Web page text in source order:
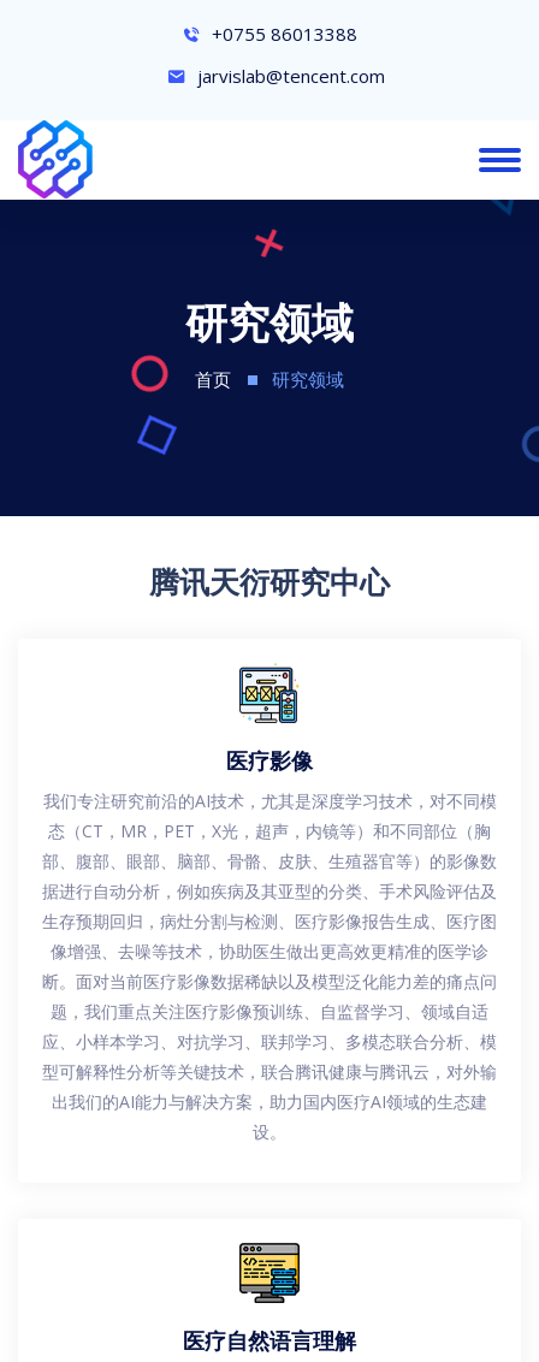
+0755 86013388
jarvislab@tencent.com
研究领域
首页 研究领域
腾讯天衍研究中心
医疗影像
我们专注研究前沿的AI技术，尤其是深度学习技术，对不同模
态（CT，MR，PET，X光，超声，内镜等）和不同部位（胸
部、腹部、眼部、脑部、骨骼、皮肤、生殖器官等）的影像数
据进行自动分析，例如疾病及其亚型的分类、手术风险评估及
生存预期回归，病灶分割与检测、医疗影像报告生成、医疗图
像增强、去噪等技术，协助医生做出更高效更精准的医学诊
断。面对当前医疗影像数据稀缺以及模型泛化能力差的痛点问
题，我们重点关注医疗影像预训练、自监督学习、领域自适
应、小样本学习、对抗学习、联邦学习、多模态联合分析、模
型可解释性分析等关键技术，联合腾讯健康与腾讯云，对外输
出我们的AI能力与解决方案，助力国内医疗AI领域的生态建
设。
医疗自然语言理解